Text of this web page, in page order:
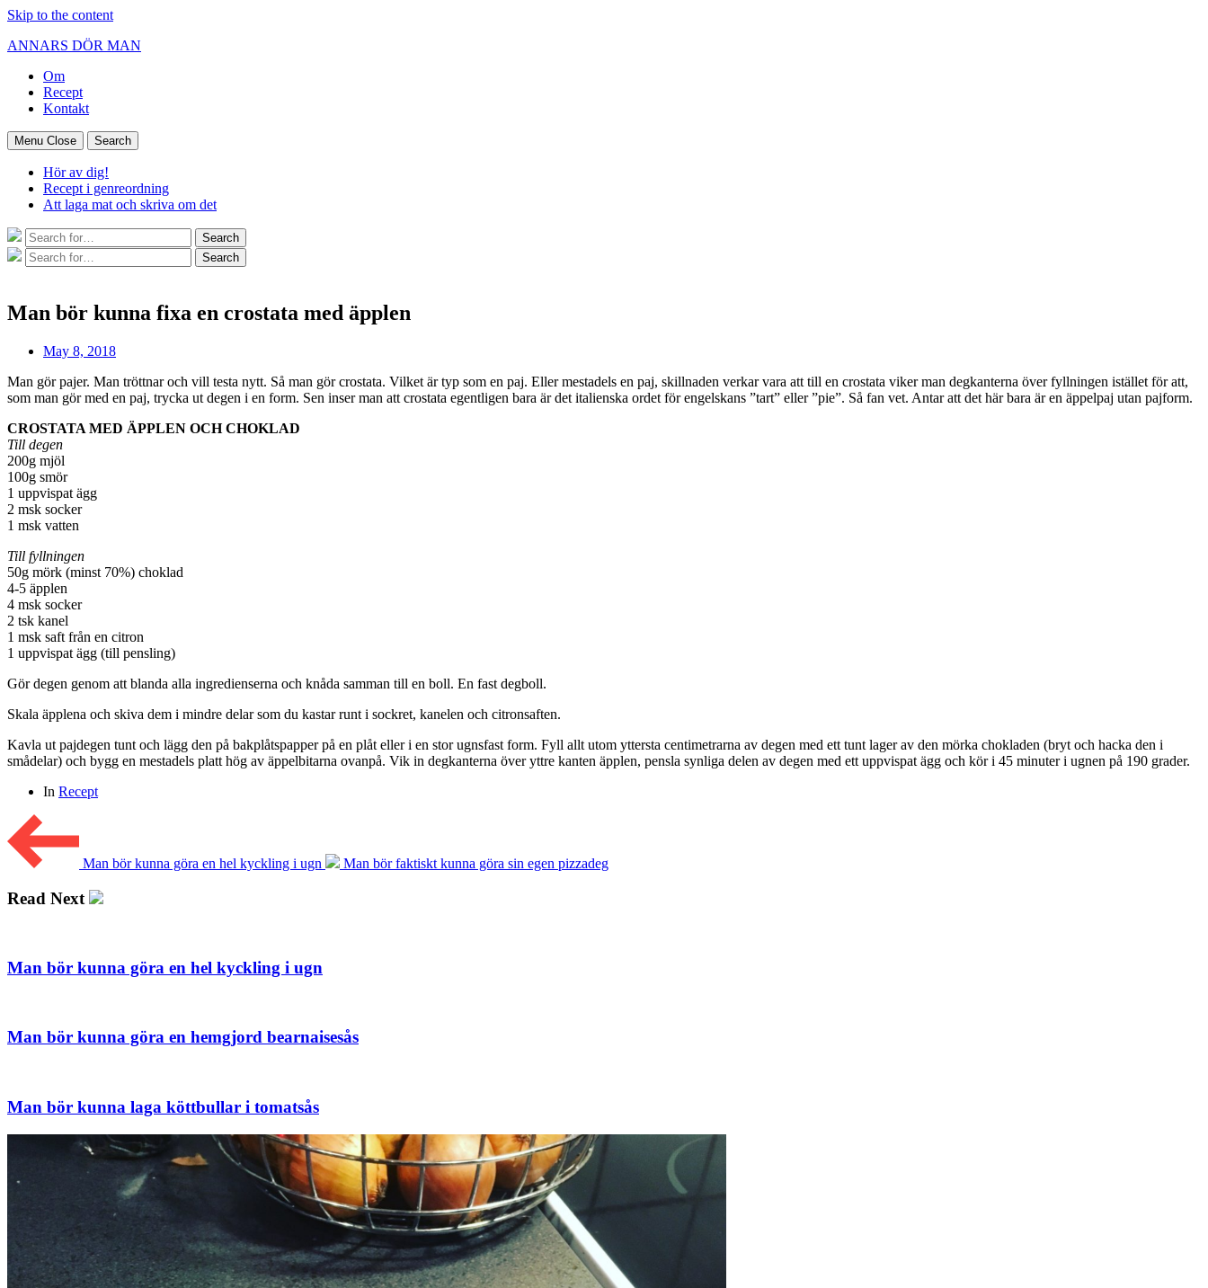
Skip to the content
ANNARS DÖR MAN
Om
Recept
Kontakt
Menu Close Search
Hör av dig!
Recept i genreordning
Att laga mat och skriva om det
Search
for:
Search
Search
for:
Search
Man bör kunna fixa en crostata med äpplen
Post
May 8, 2018
Man gör pajer. Man tröttnar och vill testa nytt. Så man gör crostata. Vilket är typ som en paj. Eller mestadels en paj, skillnaden verkar vara att till en crostata viker man degkanterna över fyllningen istället för att,
som man gör med en paj, trycka ut degen i en form. Sen inser man att crostata egentligen bara är det italienska ordet för engelskans ”tart” eller ”pie”. Så fan vet. Antar att det här bara är en äppelpaj utan pajform.
CROSTATA MED ÄPPLEN OCH CHOKLAD
Till degen
200g mjöl
100g smör
1 uppvispat ägg
2 msk socker
1 msk vatten
Till fyllningen
50g mörk (minst 70%) choklad
4-5 äpplen
4 msk socker
2 tsk kanel
1 msk saft från en citron
1 uppvispat ägg (till pensling)
Gör degen genom att blanda alla ingredienserna och knåda samman till en boll. En fast degboll.
Skala äpplena och skiva dem i mindre delar som du kastar runt i sockret, kanelen och citronsaften.
Kavla ut pajdegen tunt och lägg den på bakplåtspapper på en plåt eller i en stor ugnsfast form. Fyll allt utom yttersta centimetrarna av degen med ett tunt lager av den mörka chokladen (bryt och hacka den i
smådelar) och bygg en mestadels platt hög av äppelbitarna ovanpå. Vik in degkanterna över yttre kanten äpplen, pensla synliga delen av degen med ett uppvispat ägg och kör i 45 minuter i ugnen på 190 grader.
In Recept
Man bör kunna göra en hel kyckling i ugn Man bör faktiskt kunna göra sin egen pizzadeg
Read Next
Man bör kunna göra en hel kyckling i ugn
Man bör kunna göra en hemgjord bearnaisesås
Man bör kunna laga köttbullar i tomatsås